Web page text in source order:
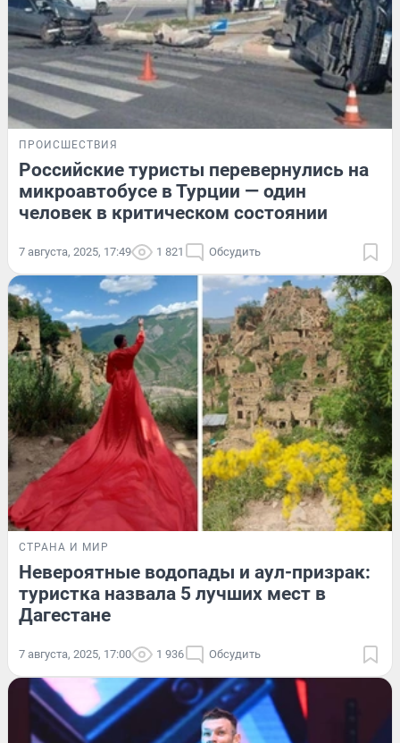
ПРОИСШЕСТВИЯ
Российские туристы перевернулись на
микроавтобусе в Турции — один
человек в критическом состоянии
7 августа, 2025, 17:49 1 821 Обсудить
СТРАНА И МИР
Невероятные водопады и аул-призрак:
туристка назвала 5 лучших мест в
Дагестане
7 августа, 2025, 17:00 1 936 Обсудить